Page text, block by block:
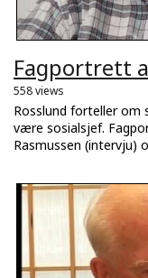
Fagportrett
558 views
Rosslund forteller om
være sosialsjef.
Rasmussen (intervju)